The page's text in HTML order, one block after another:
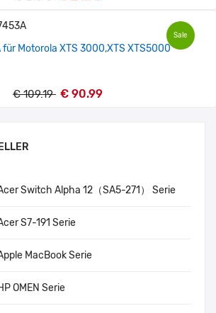
Switch Alpha 12（SA5-271） Serie
S7-191 Serie
MacBook Serie
OMEN Serie
Sale
für Motorola XTS 3000,XTS XTS5000
€ 109.19 € 90.99